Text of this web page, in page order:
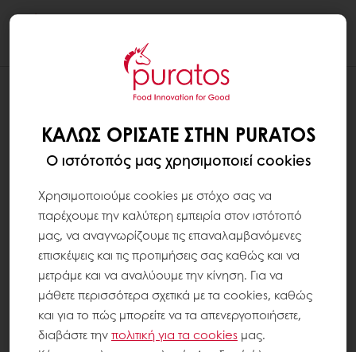
ΚΑΛΏΣ ΟΡΊΣΑΤΕ ΣΤΗΝ PURATOS
Ο ιστότοπός μας χρησιμοποιεί cookies
Χρησιμοποιούμε cookies με στόχο σας να
παρέχουμε την καλύτερη εμπειρία στον ιστότοπό
μας, να αναγνωρίζουμε τις επαναλαμβανόμενες
επισκέψεις και τις προτιμήσεις σας καθώς και να
μετράμε και να αναλύουμε την κίνηση. Για να
μάθετε περισσότερα σχετικά με τα cookies, καθώς
και για το πώς μπορείτε να τα απενεργοποιήσετε,
διαβάστε τηνπολιτική για τα cookies μας.